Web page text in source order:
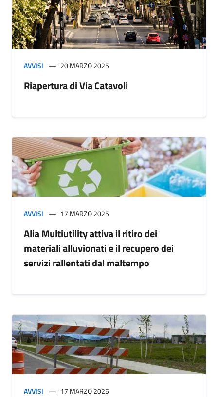
AVVISI 20 MARZO 2025
Riapertura di Via Catavoli
AVVISI 17 MARZO 2025
Alia Multiutility attiva il ritiro dei
materiali alluvionati e il recupero dei
servizi rallentati dal maltempo
AVVISI 17 MARZO 2025